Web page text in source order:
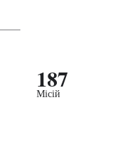
187
Місій